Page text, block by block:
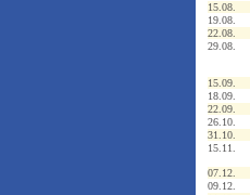
15.08.
19.08.
22.08.
29.08.
15.09.
18.09.
22.09.
26.10.
31.10.
15.11.
07.12.
09.12.